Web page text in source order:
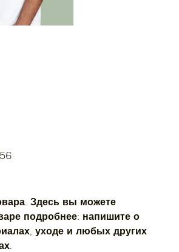
Здесь вы можете
подробнее: напишите о
уходе и любых других